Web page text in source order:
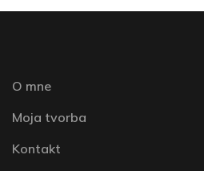
O mne
Moja tvorba
Kontakt